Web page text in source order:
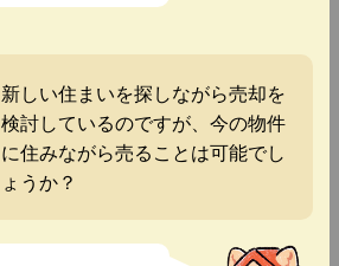
新しい住まいを探しながら売却を
検討しているのですが、今の物件
に住みながら売ることは可能でし
ょうか？